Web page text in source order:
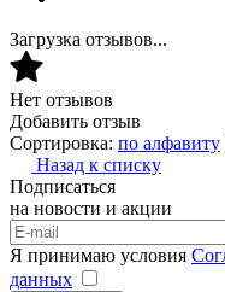
Загрузка отзывов...
Нет отзывов
Добавить отзыв
Сортировка: по алфавиту
Назад к списку
Подписаться
на новости и акции
Я принимаю условия
данных